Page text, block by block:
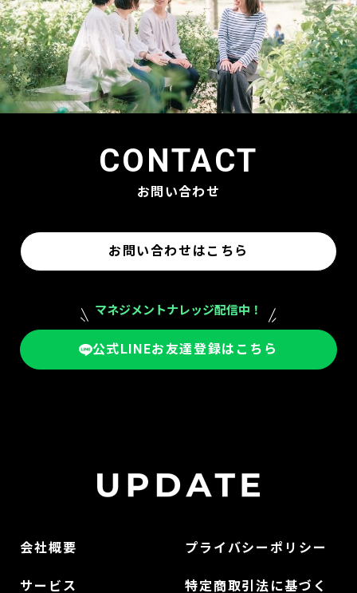
CONTACT
お問い合わせ
お問い合わせはこちら
マネジメントナレッジ配信中！
公式LINEお友達登録はこちら
会社概要
サービス
プライバシーポリシー
特定商取引法に基づく